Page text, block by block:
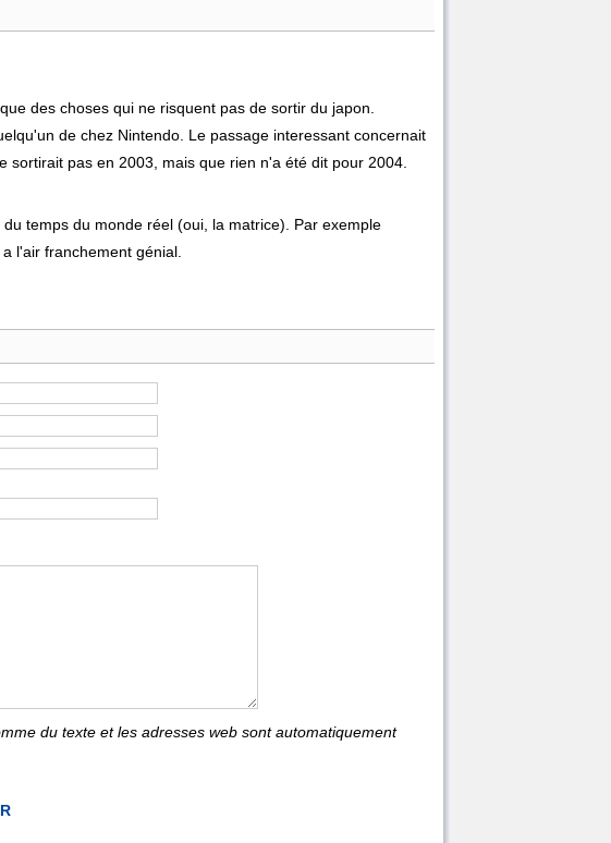
des choses qui ne risquent pas de sortir du japon.
de chez Nintendo. Le passage interessant concernait
pas en 2003, mais que rien n'a été dit pour 2004.
temps du monde réel (oui, la matrice). Par exemple
l'air franchement génial.
du texte et les adresses web sont automatiquement